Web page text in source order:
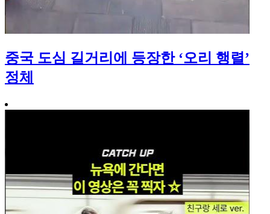
중국 도심 길거리에 등장한 ‘오리 행렬’
정체